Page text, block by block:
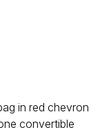
in red chevron
convertible